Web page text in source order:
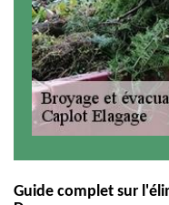
Guide complet sur